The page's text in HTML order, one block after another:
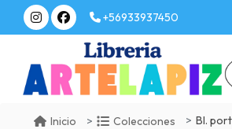
+56933937450
Inicio Colecciones Bl.